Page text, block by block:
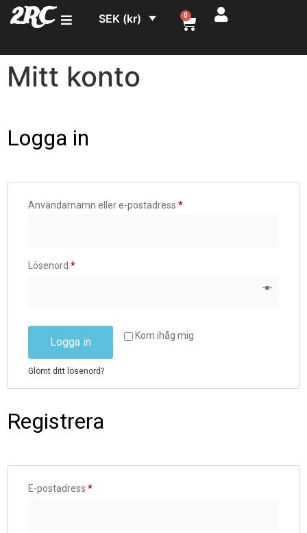
2RC SEK (kr) 0
Mitt konto
Logga in
Användarnamn eller e-postadress *
Lösenord *
Kom ihåg mig
Logga in
Glömt ditt lösenord?
Registrera
E-postadress *